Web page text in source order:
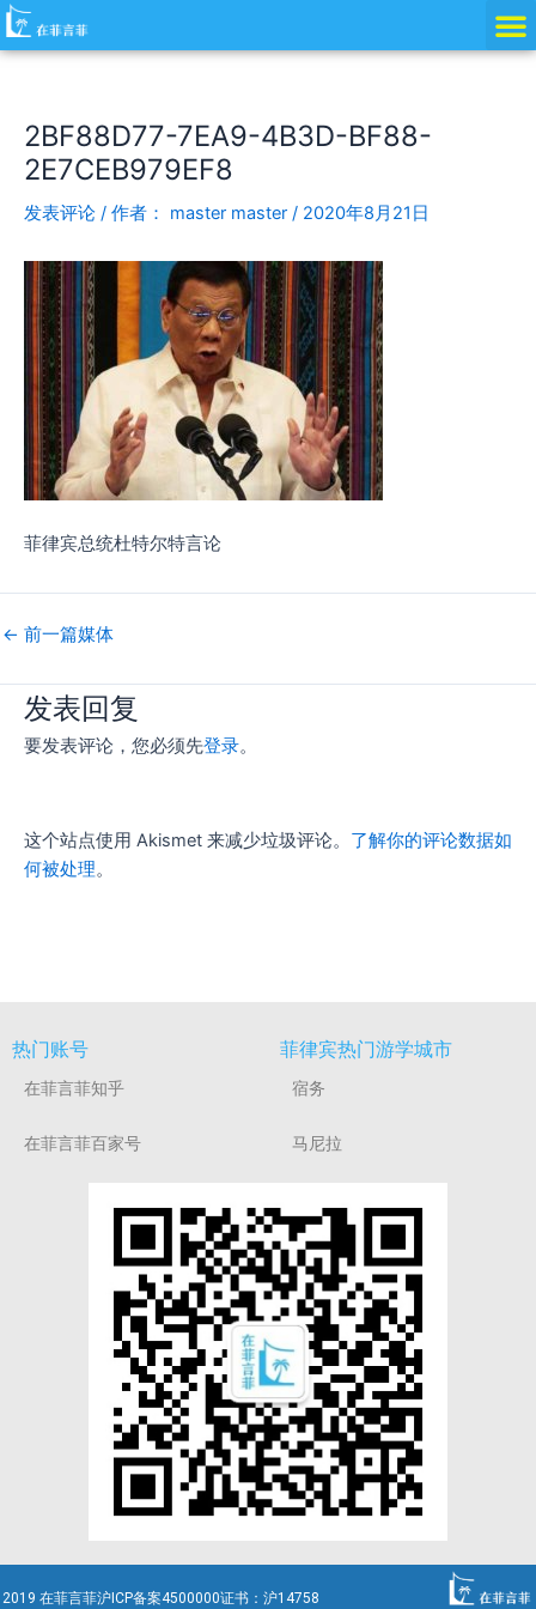
跳
至
2BF88D77-7EA9-4B3D-BF88-
2E7CEB979EF8
发表评论 / 作者： master master / 2020年8月21日
菲律宾总统杜特尔特言论
Post
navigation
← 前一篇媒体
发表回复
要发表评论，您必须先登录。
这个站点使用 Akismet 来减少垃圾评论。 了解你的评论数据如
何被处理。
热门账号
在菲言菲知乎
在菲言菲百家号
菲律宾热门游学城市
宿务
马尼拉
2019 在菲言菲沪ICP备案4500000证书：沪14758